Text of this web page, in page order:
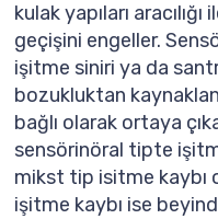
kulak yapıları
geçişini engeller.
işitme siniri ya da
bozukluktan
bağlı olarak ortaya
sensörinöral tipte
mikst tip isitme kaybı
işitme kaybı ise